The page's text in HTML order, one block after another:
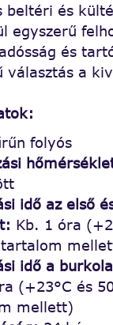
beltéri és
egyszerű
és
választás a
folyós
idő az első
Kb. 1 óra
idő a
(+23°C és
mellett)